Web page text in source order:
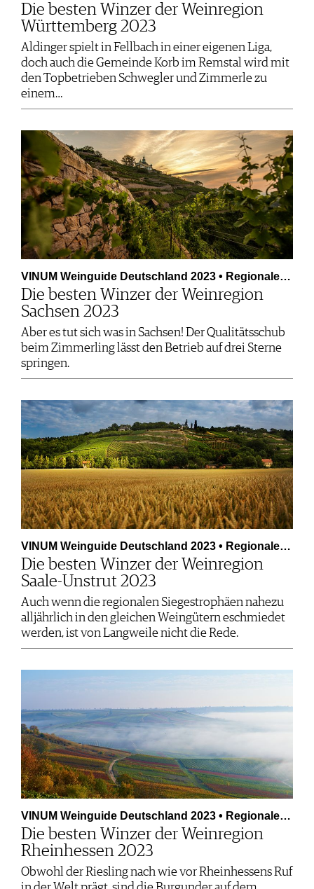
Die besten Winzer der Weinregion
Württemberg 2023
Aldinger spielt in Fellbach in einer eigenen Liga,
doch auch die Gemeinde Korb im Remstal wird mit
den Topbetrieben Schwegler und Zimmerle zu
einem…
VINUM Weinguide Deutschland 2023 • Regionale…
Die besten Winzer der Weinregion
Sachsen 2023
Aber es tut sich was in Sachsen! Der Qualitätsschub
beim Zimmerling lässt den Betrieb auf drei Sterne
springen.
VINUM Weinguide Deutschland 2023 • Regionale…
Die besten Winzer der Weinregion
Saale-Unstrut 2023
Auch wenn die regionalen Siegestrophäen nahezu
alljährlich in den gleichen Weingütern eschmiedet
werden, ist von Langweile nicht die Rede.
VINUM Weinguide Deutschland 2023 • Regionale…
Die besten Winzer der Weinregion
Rheinhessen 2023
Obwohl der Riesling nach wie vor Rheinhessens Ruf